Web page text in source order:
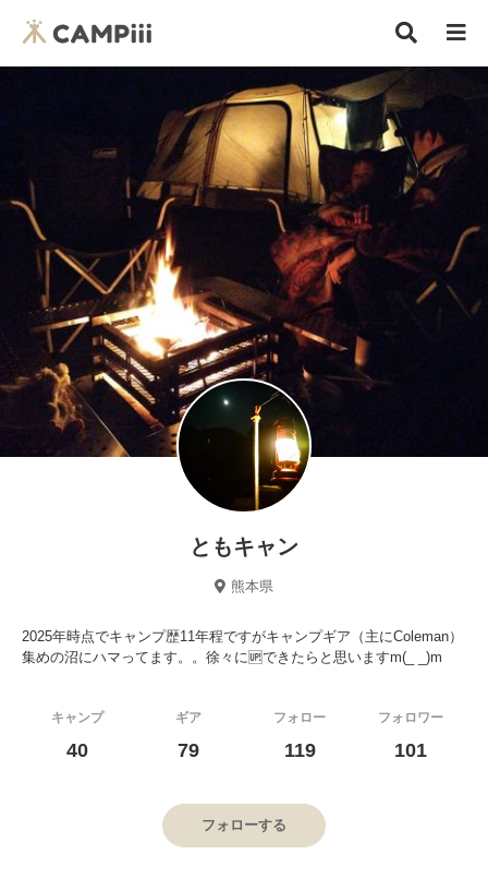
ともキャン
熊本県
2025年時点でキャンプ歴11年程ですがキャンプギア（主にColeman）
集めの沼にハマってます。。徐々に🆙できたらと思いますm(_ _)m
キャンプ
40
ギア
79
フォロー
119
フォロワー
101
フォローする